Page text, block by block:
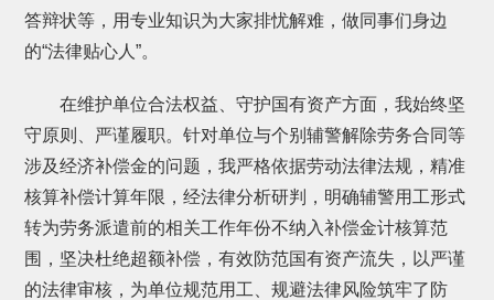
答辩状等，用专业知识为大家排忧解难，做同事们身边
的“法律贴心人”。
在维护单位合法权益、守护国有资产方面，我始终坚
守原则、严谨履职。针对单位与个别辅警解除劳务合同等
涉及经济补偿金的问题，我严格依据劳动法律法规，精准
核算补偿计算年限，经法律分析研判，明确辅警用工形式
转为劳务派遣前的相关工作年份不纳入补偿金计核算范
围，坚决杜绝超额补偿，有效防范国有资产流失，以严谨
的法律审核，为单位规范用工、规避法律风险筑牢了防